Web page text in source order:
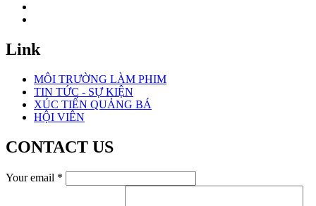
Link
MÔI TRƯỜNG LÀM PHIM
TIN TỨC - SỰ KIỆN
XÚC TIẾN QUẢNG BÁ
HỘI VIÊN
CONTACT US
Your email *